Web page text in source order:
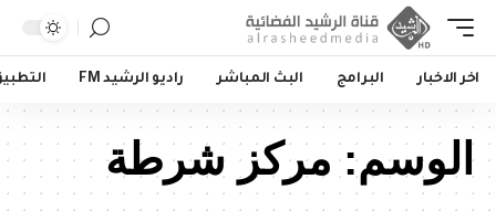
اخر الاخبار البرامج البث المباشر راديو الرشيد FM
الوسم:مركز شرطة